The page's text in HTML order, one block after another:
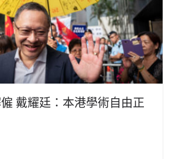
戴耀廷：本港學術自由正